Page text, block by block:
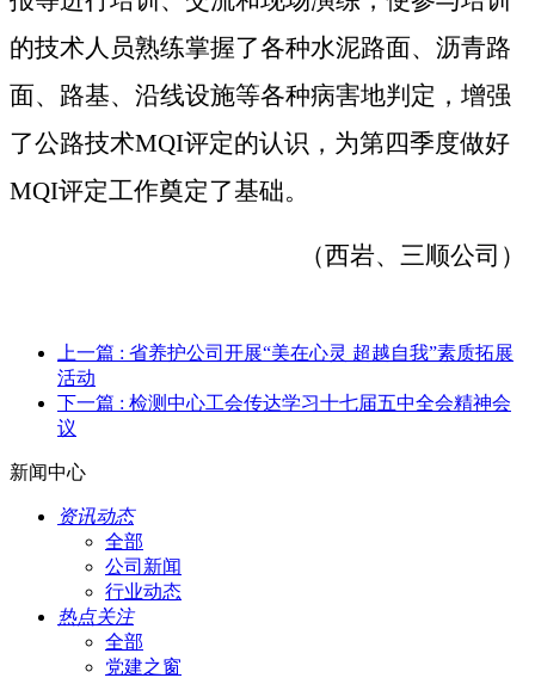
的技术人员熟练掌握了各种水泥路面、沥青路
面、路基、沿线设施等各种病害地判定，增强
了公路技术MQI评定的认识，为第四季度做好
MQI评定工作奠定了基础。
（西岩、三顺公司）
上一篇 : 省养护公司开展“美在心灵 超越自我”素质拓展
活动
下一篇 : 检测中心工会传达学习十七届五中全会精神会
议
新闻中心
资讯动态
全部
公司新闻
行业动态
热点关注
全部
党建之窗